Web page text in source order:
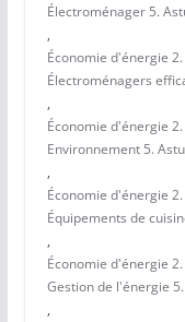
Électroménager 5.
,
Économie d'énergie
Électroménagers
,
Économie d'énergie
Environnement 5.
,
Économie d'énergie
Équipements de
,
Économie d'énergie
Gestion de l'énergie
,